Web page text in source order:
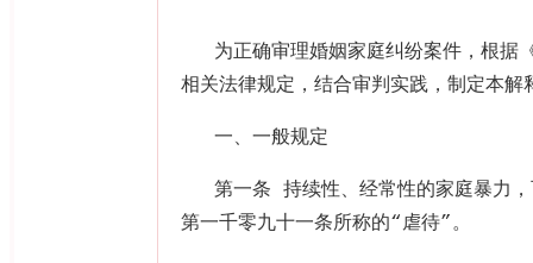
为正确审理婚姻家庭纠纷案件，根据
相关法律规定，结合审判实践，制定本解
一、一般规定
第一条 持续性、经常性的家庭暴力
第一千零九十一条所称的“虐待”。